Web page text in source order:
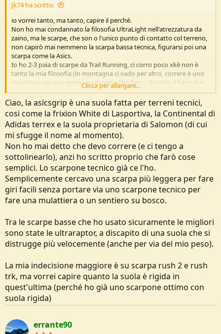
Jk74 ha scritto:
io vorrei tanto, ma tanto, capire il perché.
Non ho mai condannato la filosofia UltraLight nell'atrezzatura da
zaino, ma le scarpe, che son o l'unico punto di contatto col terreno,
non capirò mai nemmeno la scarpa bassa tecnica, figurarsi poi una
scarpa come la Asics.
Io ho 2-3 paia di scarpe da Trail Running, ci corro poco xkè non è
tanto la mia filosofia (in montagna ci vado per altro, correre è uno
sport) ma per vari motivi qualcosina l'ho fatto. Già solo il fatto che
ogni 3x2 si rischia il sassolino che entra (e allora hanno inventato le
ghettine) sono perplesso. Cioè è chiaro che non posso correre forte
con degli scarponi da 1kg/cad.
E' anche chiaro che anche con gli scarponi duri pesanti ci ho fatto
dei bei tratti di corsetta leggera in discesa e ci sono salito spesso
con ritmi tra gli 800-1000mD+ all' ora
Avrei guadagnato X minuti con delle scarpe da trail? Sì. E poi che me
ne faccio? Ma soprattutto il rischio che qualcosa mi sbatta contro al
malleolo/storta/ecc è ripagato?
Detto questo: IMHO almeno prendi una scarpa bassa (se proprio
devi) fatta da una marca che fa roba da trekking. La suola un po'
rigida è un pro non un contro, la suola di una scarpa da Trail è un
compromesso MOLTO sbilanciato. Come andare in giro per città
ho superato 3-4 ragazzi con scarpe da trail / running
su un tratto dove porto i miei figli dai 7 anni, son scivolati (culo a
terra) 2-3 volte a testa nei pochi minuti in cui mi erano a vista.
Poi del resto vedo che quelle che hai giù usato t'hanno dato tutte
dei problemi... Perseverare è diabolico.
per me solo le Scarpa tra quelle che hai citato son accettabili
Clicca per allargare...
Ciao, la asicsgrip è una suola fatta per terreni tecnici,
cosi come la frixion White di Lasportiva, la Continental di
Adidas terrex e la suola proprietaria di Salomon (di cui
mi sfugge il nome al momento).
Non ho mai detto che devo correre (e ci tengo a
sottolinearlo), anzi ho scritto proprio che farò cose
semplici. Lo scarpone tecnico già ce l'ho.
Semplicemente cercavo una scarpa più leggera per fare
giri facili senza portare via uno scarpone tecnico per
fare una mulattiera o un sentiero su bosco.
Tra le scarpe basse che ho usato sicuramente le migliori
sono state le ultraraptor, a discapito di una suola che si
distrugge più velocemente (anche per via del mio peso).
La mia indecisione maggiore è su scarpa rush 2 e rush
trk, ma vorrei capire quanto la suola è rigida in
quest'ultima (perché ho già uno scarpone ottimo con
suola rigida)
errante90